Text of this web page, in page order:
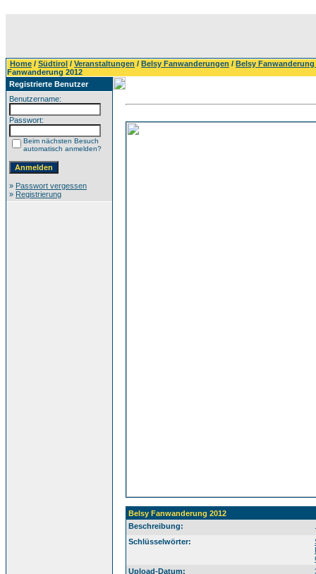
Home / Südtirol / Veranstaltungen / Belsy Fanwanderungen / Belsy Fanwanderung
Fanwanderung 2012
Registrierte Benutzer
Benutzername:
Passwort:
Beim nächsten Besuch
automatisch anmelden?
» Passwort vergessen
» Registrierung
Belsy Fanwanderung 2012
Beschreibung:
Schlüsselwörter:
Upload-Datum: